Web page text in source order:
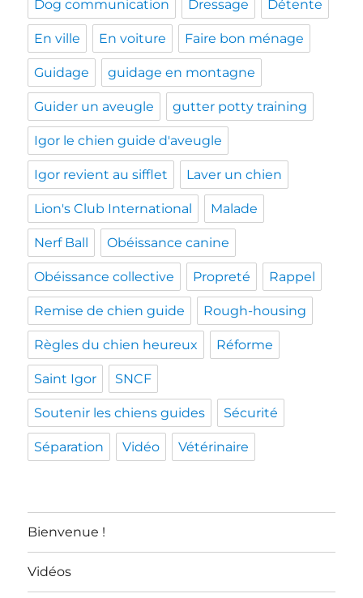
Dog communication Dressage Détente
En ville En voiture Faire bon ménage
Guidage guidage en montagne
Guider un aveugle gutter potty training
Igor le chien guide d'aveugle
Igor revient au sifflet Laver un chien
Lion's Club International Malade
Nerf Ball Obéissance canine
Obéissance collective Propreté Rappel
Remise de chien guide Rough-housing
Règles du chien heureux Réforme
Saint Igor SNCF
Soutenir les chiens guides Sécurité
Séparation Vidéo Vétérinaire
Bienvenue !
Vidéos